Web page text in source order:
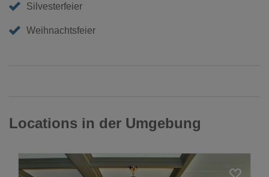
Silvesterfeier
Weihnachtsfeier
Locations in der Umgebung